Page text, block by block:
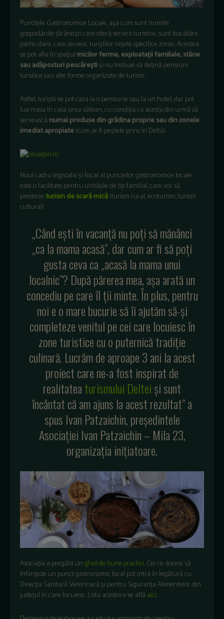
Punctele Gastronomice Locale, așa cum sunt numite
gospodăriile țărănești care oferă servicii turistice, sunt bucătării
particulare, care servesc turiștilor rețete specifice zonei. Acestea
se pot afla în spațiul micilor ferme, exploatații familiale, stâne
sau adăposturi pescăreștiși nu trebuie să dețină pensiuni
turistice sau alte forme organizate de turism.
Astfel, turiștii se pot caza la o pensiune sau la un hotel, dar pot
lua masa în casa unui sătean, cu condiția ca acesta din urmă să
servească numai produse din grădina proprie sau din zonele
imediat apropiate(cum ar fi peștele prins în Deltă).
Noul cadru legislativ și fiscal al punctelor gastronomice locale
este o facilitate pentru unitățile de tip familial, care vor să
presteze turism de scară mică(turism rural, ecoturism, turism
cultural).
„Când ești în vacanță nu poți să mănânci
„ca la mama acasă”, dar cum ar fi să poți
gusta ceva ca „acasă la mama unui
localnic”? După părerea mea, așa arată un
concediu pe care îl ții minte. În plus, pentru
noi e o mare bucurie să îi ajutăm să-și
completeze venitul pe cei care locuiesc în
zone turistice cu o puternică tradiție
culinară. Lucrăm de aproape 3 ani la acest
proiect care ne-a fost inspirat de
realitateaturismului Delteiși sunt
încântat că am ajuns la acest rezultat” a
spus Ivan Patzaichin, președintele
Asociației Ivan Patzaichin – Mila 23,
organizația inițiatoare.
Asociația a pregătit unghid de bune practici. Cei ce doresc să
înființeze un punct gastronomic local pot intra în legătură cu
Direcția Sanitară Veterinară și pentru Siguranța Alimentelor din
județul în care locuiesc. Lista acestora se află aici.